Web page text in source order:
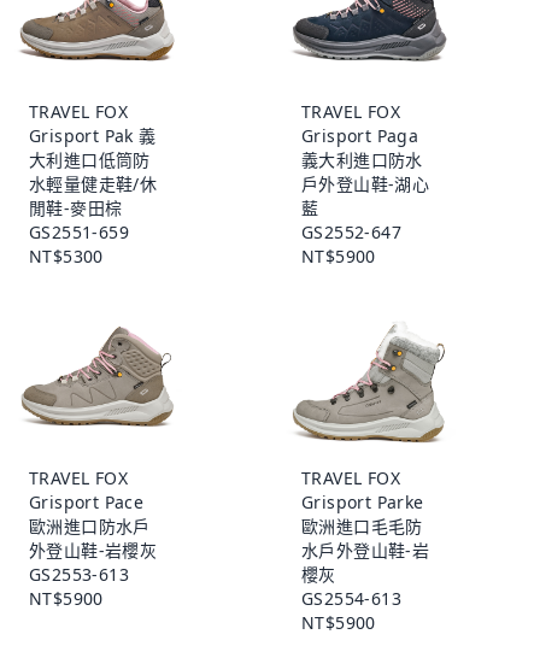
TRAVEL FOX
Grisport Pak 義
大利進口低筒防
水輕量健走鞋/休
閒鞋-麥田棕
GS2551-659
NT$5300
TRAVEL FOX
Grisport Paga
義大利進口防水
戶外登山鞋-湖心
藍
GS2552-647
NT$5900
TRAVEL FOX
Grisport Pace
歐洲進口防水戶
外登山鞋-岩櫻灰
GS2553-613
NT$5900
TRAVEL FOX
Grisport Parke
歐洲進口毛毛防
水戶外登山鞋-岩
櫻灰
GS2554-613
NT$5900